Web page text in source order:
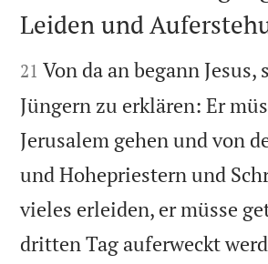

Leiden und

21 Von da an begann Jesus,
Jüngern zu erklären: Er
Jerusalem gehen und von
und Hohepriestern und
vieles erleiden, er müsse
dritten Tag auferweckt